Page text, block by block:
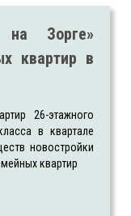
на Зорге»
квартир в
26-этажного
в квартале
новостройки
квартир